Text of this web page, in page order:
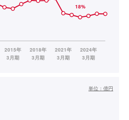
単位： 億円